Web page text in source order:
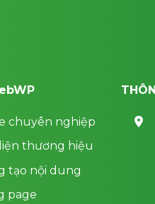
chuyên nghiệp
thương hiệu
tạo nội dung
page